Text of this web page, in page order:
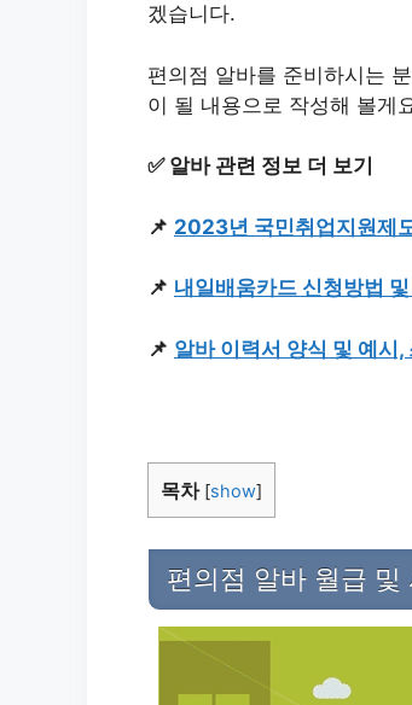
겠습니다.
편의점 알바를 준비하시는
이 될 내용으로 작성해 볼게
✅ 알바 관련 정보 더 보기
📌 2023년 국민취업지원제
📌 내일배움카드 신청방법
📌 알바 이력서 양식 및 예시,
목차 [show]
편의점 알바 월급 및